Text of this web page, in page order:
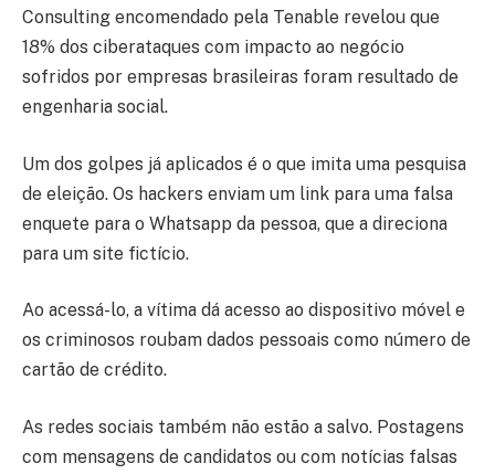
Consulting encomendado pela Tenable revelou que
18% dos ciberataques com impacto ao negócio
sofridos por empresas brasileiras foram resultado de
engenharia social.
Um dos golpes já aplicados é o que imita uma pesquisa
de eleição. Os hackers enviam um link para uma falsa
enquete para o Whatsapp da pessoa, que a direciona
para um site fictício.
Ao acessá-lo, a vítima dá acesso ao dispositivo móvel e
os criminosos roubam dados pessoais como número de
cartão de crédito.
As redes sociais também não estão a salvo. Postagens
com mensagens de candidatos ou com notícias falsas